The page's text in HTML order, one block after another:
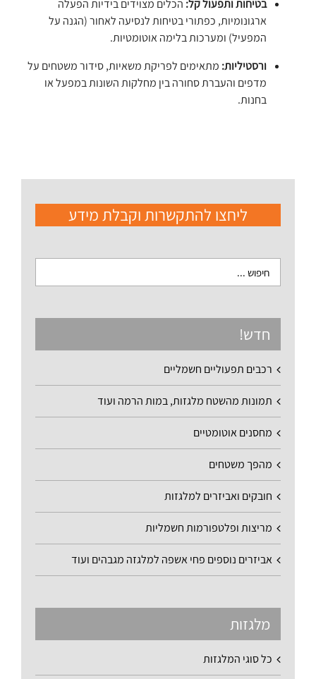
בטיחות ותפעול קל: הכלים מצוידים בידיות הפעלה
ארגונומיות, כפתורי בטיחות לנסיעה לאחור (הגנה על
המפעיל) ומערכות בלימה אוטומטיות.
ורסטיליות: מתאימים לפריקת משאיות, סידור משטחים על
מדפים והעברת סחורה בין מחלקות השונות במפעל או
בחנות.
ליחצו להתקשרות וקבלת מידע
חדש!
רכבים תפעוליים חשמליים
תמונות מהשטח מלגזות, במות הרמה ועוד
מחסנים אוטומטיים
מהפך משטחים
חובקים ואביזרים למלגזות
מריצות ופלטפורמות חשמליות
אביזרים נוספים פחי אשפה למלגזה מגבהים ועוד
מלגזות
כל סוגי המלגזות